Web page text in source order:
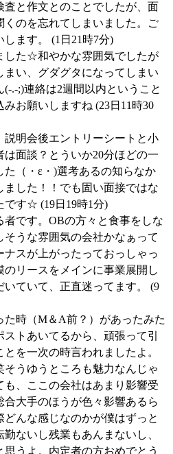
査と作文とのことでしたが、面
のを忘れてしまいました。ご
ます。 (1日21時7分)
した☆和やかな雰囲気でしたが
い、グダグタになってしまい
.-;)連絡は2週間以内ということ
お願いしますね (23日11時30
説明会後エントリーシートと小
面談？とういか20分ほどの一
（・ε・)選考あるの知らなか
ました！！でも固い面接ではな
です☆ (19日19時1分)
者です。OBの方々と食事をしな
うな雰囲気の会社かなぁって
スが上がったっておっしゃっ
リースをメインに事業展開し
ていて、正直迷ってます。 (9
た時（M＆A前？）があったみた
トあいてるから、頑張って引
を一次の時言われましたよ。
そうゆうところも魅力なんじゃ
、ここの会社はあまり影響受
大手のほうが色々影響あるら
どんな感じなのかが僕はずっと
ないし残業もあんまないし、
うよ。内定者の方おめでとう